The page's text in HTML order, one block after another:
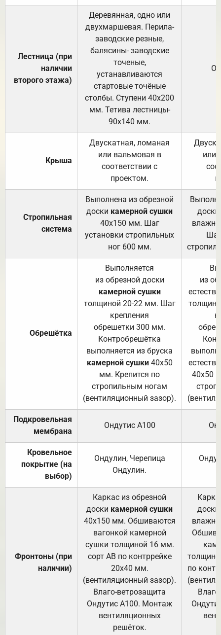
Лестница (при
наличии
второго этажа)
Деревянная, одно или
двухмаршевая. Перила-
заводские резные,
балясины- заводские
точеные,
устанавливаются
стартовые точёные
столбы. Ступени 40х200
мм. Тетива лестницы-
90х140 мм.
Крыша
Двускатная, ломаная
или вальмовая в
соответствии с
проектом.
или
Стропильная
система
Выполнена из обрезной
доски камерной сушки
40х150 мм. Шаг
установки стропильных
ног 600 мм.
доски
Обрешётка
Выполняется
из обрезной доски
камерной сушки
толщиной 20-22 мм. Шаг
крепления
обрешетки 300 мм.
Контробрешётка
выполняется из бруска
камерной сушки40х50
мм. Крепится по
стропильным ногам
(вентиляционный зазор).
из
40х50
Подкровельная
мембрана
Ондутис А100
Кровельное
покрытие (на
выбор)
Ондулин, Черепица
Ондулин.
Фронтоны (при
наличии)
Каркас из обрезной
доски камерной сушки
40х150 мм. Обшиваются
вагонкой камерной
сушки толщиной 16 мм.
сорт АВ по контррейке
20х40 мм.
(вентиляционный зазор).
Влаго-ветрозащита
Ондутис А100. Монтаж
вентиляционных
решёток.
доски
по